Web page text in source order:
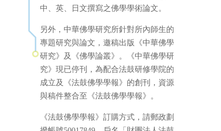
中、英、日文撰寫之佛學學術論文。
另外，中華佛學研究所針對所內師生的
專題研究與論文，邀稿出版《中華佛學
研究》及《佛學論叢》。《中華佛學研
究》現已停刊，為配合法鼓研修學院的
成立及《法鼓佛學學報》的創刊，資源
與稿件整合至《法鼓佛學學報》。
《法鼓佛學學報》訂購方式，請郵政劃